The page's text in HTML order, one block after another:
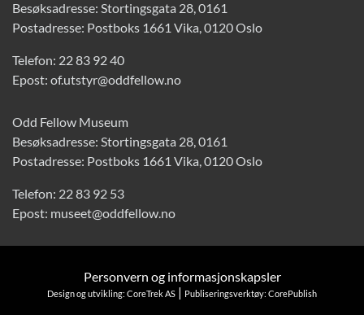
Besøksadresse: Stortingsgata 28, 0161
Postadresse: Postboks 1661 Vika, 0120 Oslo
Telefon: 22 83 92 40
Epost: of.utstyr@oddfellow.no
Odd Fellow Museum
Besøksadresse: Stortingsgata 28, 0161
Postadresse: Postboks 1661 Vika, 0120 Oslo
Telefon: 22 83 92 53
Epost: museet@oddfellow.no
Personvern og informasjonskapsler
Design og utvikling: CoreTrek AS | Publiseringsverktøy: CorePublish